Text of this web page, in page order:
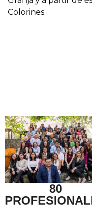
Colorines.
80